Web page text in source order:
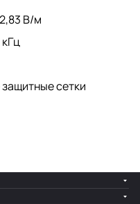
В/м
сетки